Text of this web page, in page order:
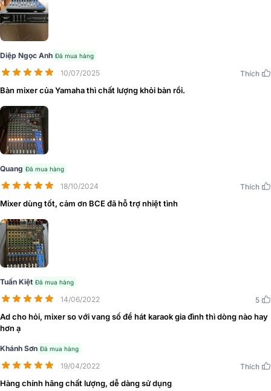
1. Hệ thống đầu vào 12 kênh - Xử lý linh hoạt mọi
nguồn âm thanh
Mixer Yamaha MG12XU
khả năng điều khiển âm thanh linh hoạt và chuyên nghiệp. Thiết bị
sở hữu 12 kênh đầu vào mạnh mẽ, giúp xử lý nhiều nguồn tín hiệu
cùng lúc mà vẫn đảm bảo độ ổn định và cân bằng tuyệt đối.
Cụ thể, mixer có:
4 kênh mono (MIC/LINE) với jack combo XLR/TRS, có thể kết
nối micro, nhạc cụ hoặc thiết bị xử lý tín hiệu khác.
Diệp Ngọc Anh Đã mua hàng
10/07/2025 Thích
Bàn mixer của Yamaha thì chất lượng khỏi bàn rồi.
Quang Đã mua hàng
18/10/2024 Thích
Mixer dùng tốt, cảm ơn BCE đã hỗ trợ nhiệt tình
Tuấn Kiệt Đã mua hàng
14/06/2022 5
Ad cho hỏi, mixer so với vang số để hát karaok gia đình thì dòng nào hay
hơn ạ
Khánh Sơn Đã mua hàng
19/04/2022 Thích
Hàng chính hãng chất lượng, dễ dàng sử dụng